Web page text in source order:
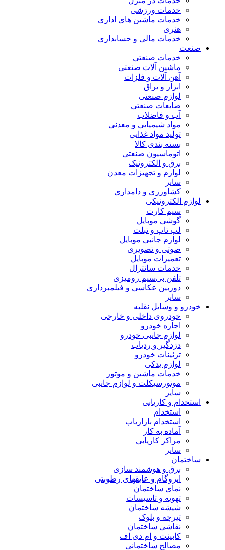
خدمات ورزشی
خدمات ماشین های اداری
هنری
خدمات مالی و حسابداری
صنعت
خدمات صنعتی
ماشین آلات صنعتی
آهن آلات و فلزات
ابزار و یراق
لوازم صنعتی
ضایعات صنعتی
آب و فاضلاب
مواد شیمیایی و معدنی
تولید مواد غذایی
بسته بندی کالا
اتوماسیون صنعتی
برق و الکترونیک
لوازم و تجهیزات معدن
سایر
کشاورزی و دامداری
لوازم الکترونیکی
سیم کارت
گوشی موبایل
لپ تاپ و تبلت
لوازم جانبی موبایل
صوتی و تصویری
تعمیرات موبایل
خدمات سانترال
تلفن بی‌سیم رومیزی
دوربین عکاسی و فیلمبرداری
سایر
خودرو و وسایل نقلیه
خودروی داخلی و خارجی
اجاره خودرو
لوازم جانبی خودرو
دزدگیر و ردیاب
تزئینات خودرو
لوازم یدکی
خدمات ماشین و موتور
موتورسیکلت و لوازم جانبی
سایر
استخدام و کاریابی
استخدام
استخدام بازاریاب
آماده به کار
مراکز کاریابی
سایر
ساختمان
برق و هوشمند سازی
ایزوگام و عایقهای رطوبتی
نمای ساختمان
تهویه و تاسیسات
شیشه ساختمان
تیرچه و بلوک
نقاشی ساختمان
کابینت و ام دی اف
مصالح ساختمانی